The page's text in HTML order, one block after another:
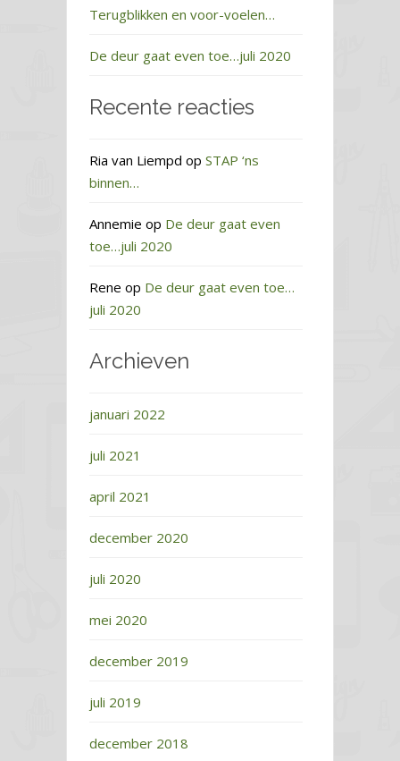
Terugblikken en voor-voelen…
De deur gaat even toe…juli 2020
Recente reacties
Ria van Liempd op STAP ‘ns
binnen…
Annemie op De deur gaat even
toe…juli 2020
Rene op De deur gaat even toe…
juli 2020
Archieven
januari 2022
juli 2021
april 2021
december 2020
juli 2020
mei 2020
december 2019
juli 2019
december 2018